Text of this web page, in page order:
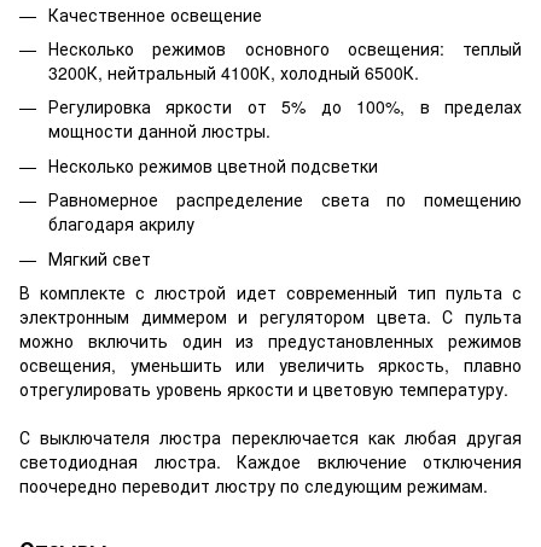
Качественное освещение
Несколько режимов основного освещения: теплый
3200К, нейтральный 4100К, холодный 6500К.
Регулировка яркости от 5% до 100%, в пределах
мощности данной люстры.
Несколько режимов цветной подсветки
Равномерное распределение света по помещению
благодаря акрилу
Мягкий свет
В комплекте с люстрой идет современный тип пульта с
электронным диммером и регулятором цвета. С пульта
можно включить один из предустановленных режимов
освещения, уменьшить или увеличить яркость, плавно
отрегулировать уровень яркости и цветовую температуру.
С выключателя люстра переключается как любая другая
светодиодная люстра. Каждое включение отключения
поочередно переводит люстру по следующим режимам.